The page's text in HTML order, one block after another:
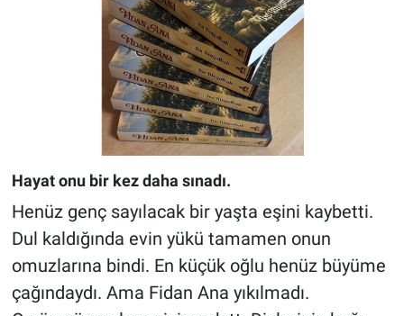
Hayat onu bir kez daha sınadı.
Henüz genç sayılacak bir yaşta eşini kaybetti.
Dul kaldığında evin yükü tamamen onun
omuzlarına bindi. En küçük oğlu henüz büyüme
çağındaydı. Ama Fidan Ana yıkılmadı.